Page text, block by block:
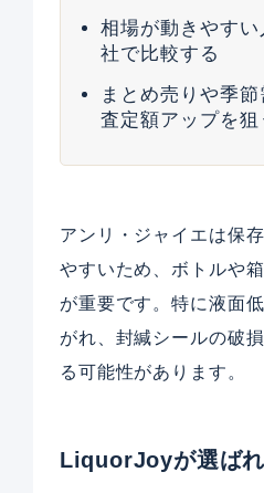
相場が動きやす
社で比較する
まとめ売りや季
査定額アップを狙
アンリ・ジャイエは保
やすいため、ボトルや
が重要です。特に液面
がれ、封緘シールの破
る可能性があります。
LiquorJoyが選ば